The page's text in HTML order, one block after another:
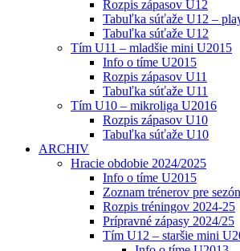
Rozpis zápasov U12
Tabuľka súťaže U12 –
Tabuľka súťaže U12
Tím U11 – mladšie mini U2015
Info o tíme U2015
Rozpis zápasov U11
Tabuľka súťaže U11
Tím U10 – mikroliga U2016
Rozpis zápasov U10
Tabuľka súťaže U10
ARCHIV
Hracie obdobie 2024/2025
Info o tíme U2015
Zoznam trénerov pre
Rozpis tréningov 2024-25
Prípravné zápasy 2024/25
Tím U12 – staršie mini